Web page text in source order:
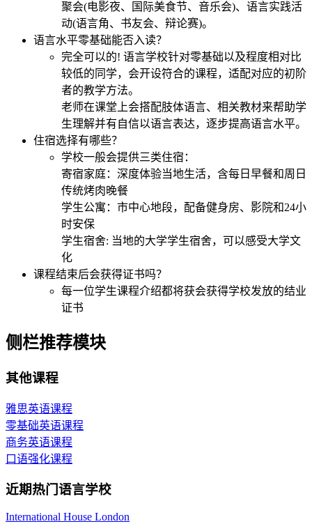
聚会(电影夜、国际美食节、音乐会)、语言实践活
动(语言角、书友会、辩论赛)。
语言水平零基础能否入读？
完全可以的! 语言学校针对零基础以及程度相对比
较低的同学，会开设符合的课程，适配对应的初阶
者的教学方法。
老师在课堂上会搭配肢体语言、相关教材来帮助学
生理解并有自信以语言表达，逐步提高语言水平。
住宿选择有哪些？
学校一般会提供三类住宿：
寄宿家庭：深度体验当地生活，含每日早餐和周日
传统烤肉晚餐
学生公寓：市中心地段，配备健身房、影院和24小
时安保
学生宿舍: 当地的大学学生宿舍，可以感受大学文
化
课程结束后会获得证书吗？
每一位学生课程介绍都将获会获得学校发放的结业
证书
侧栏推荐模块
其他课程
雅思英语课程
零基础英语课程
商务英语课程
口语强化课程
近期热门语言学校
International House London